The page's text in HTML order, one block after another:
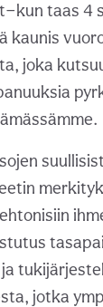
taas 4
kaunis
joka
jotka